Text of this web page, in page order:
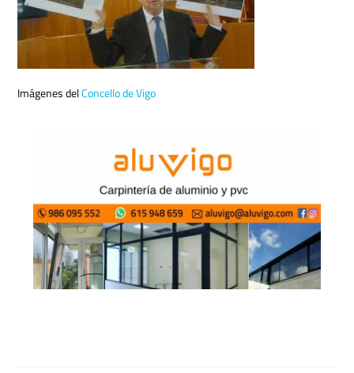
Imágenes delConcello de Vigo
COMPÁRTELO EN REDES SI TE HA GUSTADO: